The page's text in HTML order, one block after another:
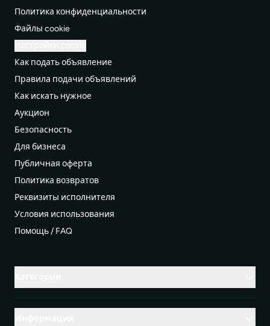
Политика конфиденциальности
Файлы cookie
Как подать объявление
Правила подачи объявлений
Как искать нужное
Аукцион
Безопасность
Для бизнеса
Публичная оферта
Политика возвратов
Реквизиты исполнителя
Условия использования
Помощь / FAQ